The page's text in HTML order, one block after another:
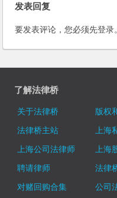
发表回复
要发表评论，您必须先登录
了解法律桥
关于法律桥 版权
法律桥主站
上海
上海公司法律师
上海
聘请律师
法律
对赌回购合集
公司